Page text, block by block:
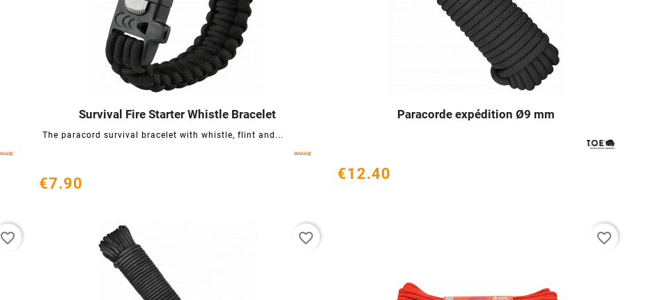
Survival Fire Starter Whistle Bracelet
The paracord survival bracelet with whistle, flint and...
   
€7.90
Paracorde expédition Ø9 mm
   
€12.40
favorite_border favorite_border favorite_border